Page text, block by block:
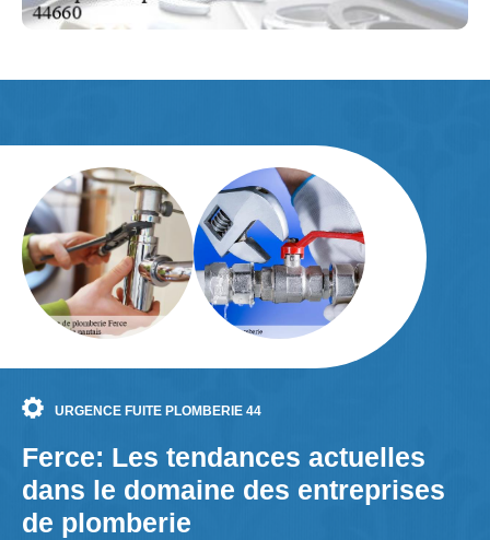
URGENCE FUITE PLOMBERIE 44
Ferce: Les tendances actuelles
dans le domaine des entreprises
de plomberie